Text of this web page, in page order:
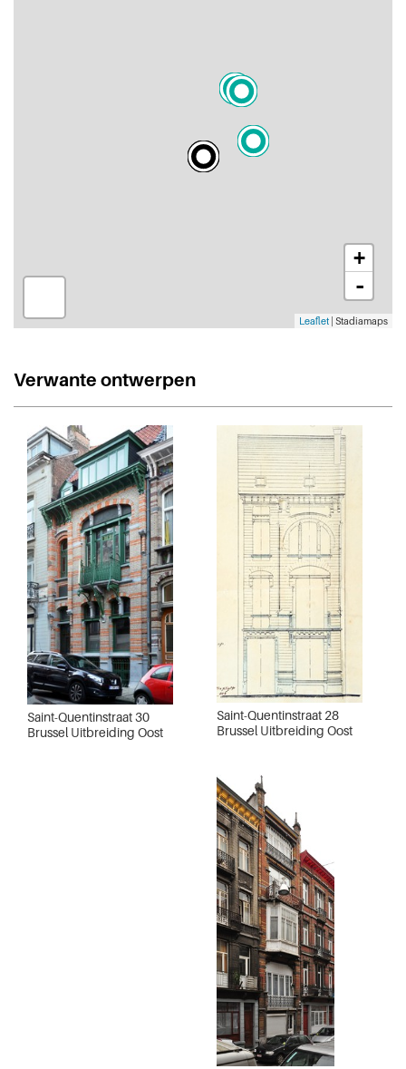
+
-
Leaflet | Stadiamaps
Verwante ontwerpen
Saint-Quentinstraat 30
Brussel Uitbreiding Oost
Saint-Quentinstraat 28
Brussel Uitbreiding Oost